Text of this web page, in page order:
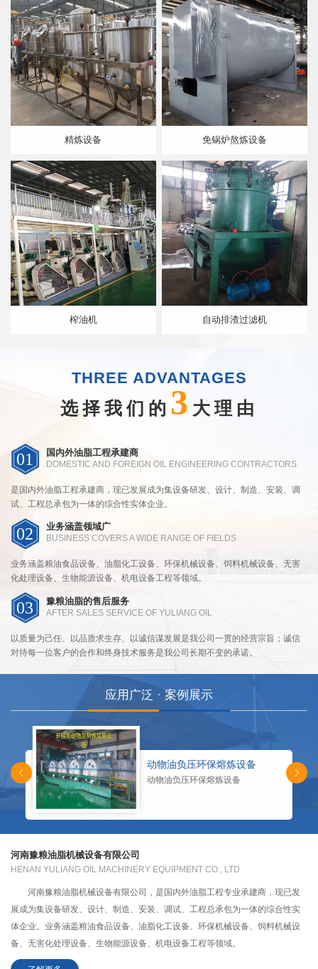
精炼设备 免锅炉熬炼设备
榨油机 自动排渣过滤机
THREE ADVANTAGES
选择我们的 3 大理由
01 国内外油脂工程承建商
DOMESTIC AND FOREIGN OIL ENGINEERING CONTRACTORS
是国内外油脂工程承建商，现已发展成为集设备研发、设计、制造、安装、调
试、工程总承包为一体的综合性实体企业。
02 业务涵盖领域广
BUSINESS COVERS A WIDE RANGE OF FIELDS
业务涵盖粮油食品设备、油脂化工设备、环保机械设备、饲料机械设备、无害
化处理设备、生物能源设备、机电设备工程等领域。
03 豫粮油脂的售后服务
AFTER SALES SERVICE OF YULIANG OIL
以质量为己任、以品质求生存、以诚信谋发展是我公司一贯的经营宗旨；诚信
对待每一位客户的合作和终身技术服务是我公司长期不变的承诺。
应用广泛 · 案例展示
动物油负压环保熔炼设备
动物油负压环保熔炼设备
河南豫粮油脂机械设备有限公司
HENAN YULIANG OIL MACHINERY EQUIPMENT CO., LTD
河南豫粮油脂机械设备有限公司，是国内外油脂工程专业承建商，现已发
展成为集设备研发、设计、制造、安装、调试、工程总承包为一体的综合性实
体企业。业务涵盖粮油食品设备、油脂化工设备、环保机械设备、饲料机械设
备、无害化处理设备、生物能源设备、机电设备工程等领域。